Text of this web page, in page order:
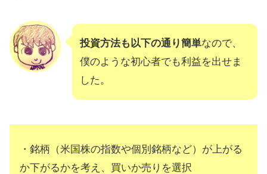
投資方法も以下の通り簡単なので、
僕のような初心者でも利益を出せま
した。
・銘柄（米国株の指数や個別銘柄など）が上がる
か下がるかを考え、買いか売りを選択